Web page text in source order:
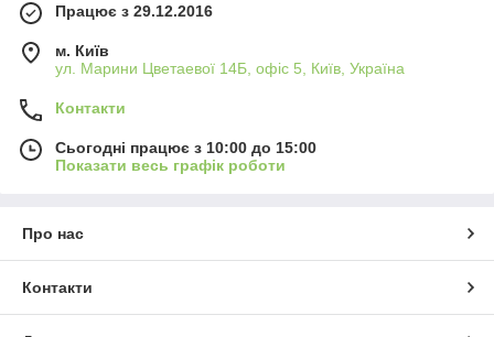
Працює з 29.12.2016
м. Київ
ул. Марини Цветаевої 14Б, офіс 5, Київ, Україна
Контакти
Сьогодні працює з 10:00 до 15:00
Показати весь графік роботи
Про нас
Контакти